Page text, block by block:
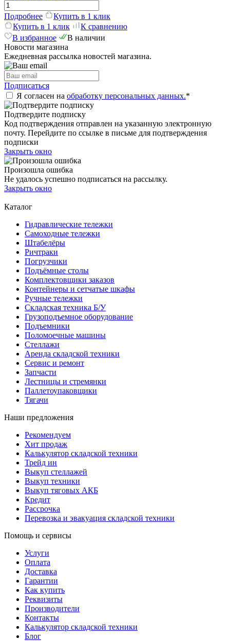
Подробнее
Купить в 1 клик
Купить в 1 клик
К сравнению
В избранное
В наличии
Новости магазина
Ежедневная рассылка новостей магазина.
Подписаться
Я согласен на обработку персональных данных.*
Подтвердите подписку
Код подтверждения отправлен на указанную электронную
почту. Перейдите по ссылке в письме для подтверждения
подписки
Закрыть окно
Произошла ошибка
Не удалось успешно подписаться на рассылку.
Закрыть окно
Каталог
Гидравлические тележки
Самоходные тележки
Штабелёры
Ричтраки
Погрузчики
Подъёмные столы
Комплектовщики заказов
Контейнеры и сетчатые шкафы
Ручные тележки
Складская техника Б/У
Грузоподъемное оборудование
Подъемники
Поломоечные машины
Стеллажи
Аренда складской техники
Сервис и ремонт
Запчасти
Лестницы и стремянки
Паллетоупаковщики
Тягачи
Наши предложения
Рекомендуем
Хит продаж
Калькулятор складской техники
Трейд ин
Выкуп стеллажей
Выкуп техники
Выкуп тяговых АКБ
Кредит
Рассрочка
Перевозка и эвакуация складской техники
Помощь и сервисы
Услуги
Оплата
Доставка
Гарантии
Как купить
Реквизиты
Производители
Контакты
Калькулятор складской техники
Блог